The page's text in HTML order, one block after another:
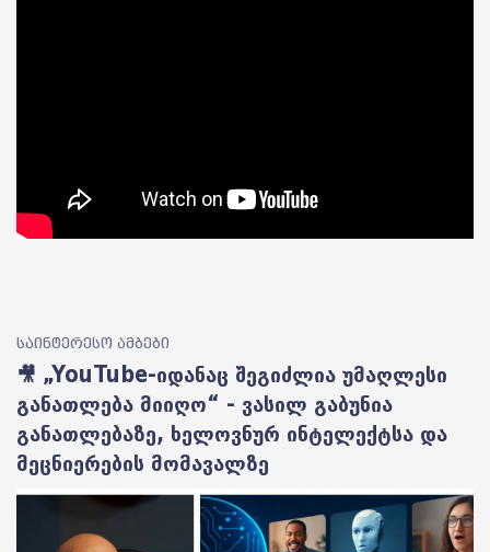
საინტერესო ამბები
🎥 „YouTube-იდანაც შეგიძლია უმაღლესი
განათლება მიიღო“ - ვასილ გაბუნია
განათლებაზე, ხელოვნურ ინტელექტსა და
მეცნიერების მომავალზე